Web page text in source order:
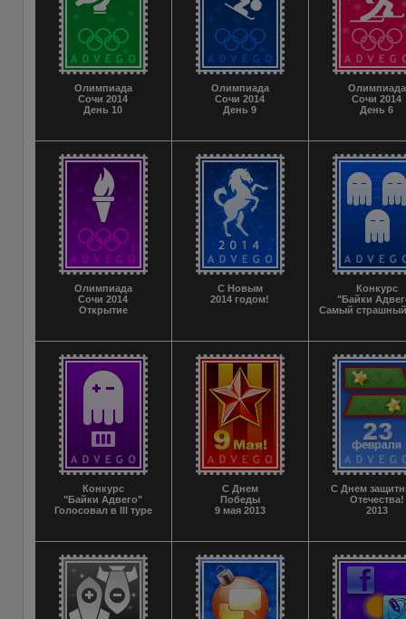
Олимпиада
Сочи 2014
День 10
Олимпиада
Сочи 2014
День 9
Олимпиада
Сочи 2014
День 6
Олимпиада
Сочи 2014
Открытие
С Новым
2014 годом!
Конкурс
"Байки
Самый
Конкурс
"Байки Адвего"
Голосовал в III туре
С Днем
Победы
9 мая 2013
С Днем
Отечества!
2013